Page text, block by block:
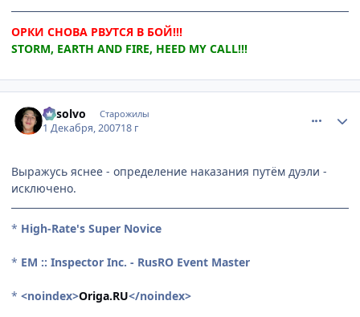
ОРКИ СНОВА РВУТСЯ В БОЙ!!!
STORM, EARTH AND FIRE, HEED MY CALL!!!
absolvo Старожилы
1 Декабря, 200718 г
Выражусь яснее - определение наказания путём дуэли -
исключено.
* High-Rate's Super Novice
* EM :: Inspector Inc. - RusRO Event Master
* <noindex>Origa.RU</noindex>